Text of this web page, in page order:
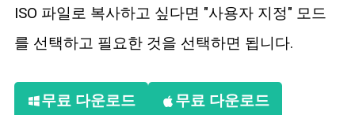
ISO 파일로 복사하고 싶다면 "사용자 지정" 모드
를 선택하고 필요한 것을 선택하면 됩니다.
무료 다운로드 무료 다운로드